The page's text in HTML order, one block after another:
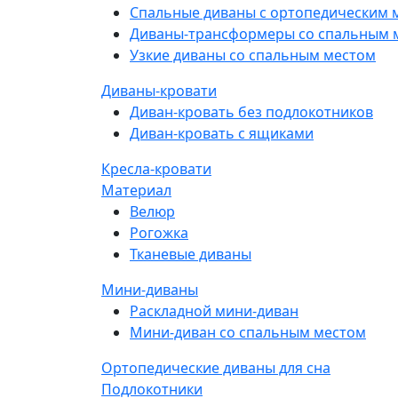
Спальные диваны с ортопедическим
Диваны-трансформеры со спальным
Узкие диваны со спальным местом
Диваны-кровати
Диван-кровать без подлокотников
Диван-кровать с ящиками
Кресла-кровати
Материал
Велюр
Рогожка
Тканевые диваны
Мини-диваны
Раскладной мини-диван
Мини-диван со спальным местом
Ортопедические диваны для сна
Подлокотники